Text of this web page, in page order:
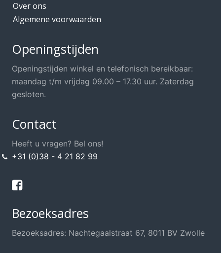
Over ons
Algemene voorwaarden
Openingstijden
Openingstijden winkel en telefonisch bereikbaar:
maandag t/m vrijdag 09.00 – 17.30 uur. Zaterdag
gesloten.
Contact
Heeft u vragen? Bel ons!
+31 (0)38 - 4 21 82 99
Bezoeksadres
Bezoeksadres: Nachtegaalstraat 67, 8011 BV Zwolle